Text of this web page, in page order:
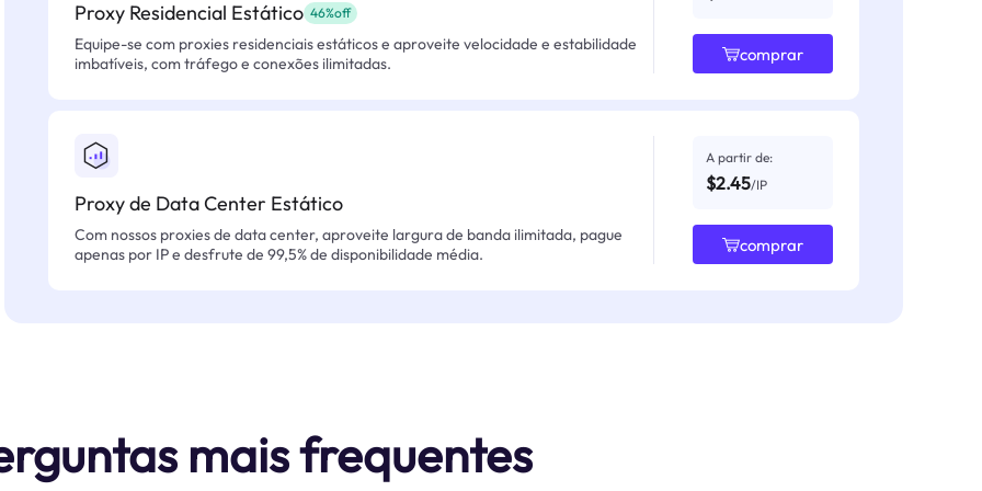
Proxy Residencial Estático 46%off
Equipe-se com proxies residenciais estáticos e aproveite velocidade e estabilidade
imbatíveis, com tráfego e conexões ilimitadas.
comprar
Proxy de Data Center Estático
Com nossos proxies de data center, aproveite largura de banda ilimitada, pague
apenas por IP e desfrute de 99,5% de disponibilidade média.
A partir de:
$2.45/IP
comprar
mais frequentes